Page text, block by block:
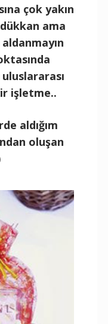
çok yakın
ama
işletme..
aldığım
oluşan